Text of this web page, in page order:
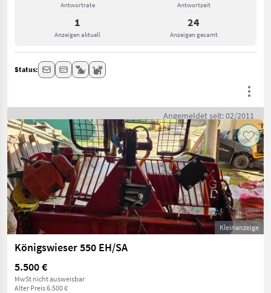
Antwortrate Antwortzeit
1
Anzeigen aktuell
24
Anzeigen gesamt
Status:
Angemeldet seit: 02/2011
Kleinanzeige
Königswieser 550 EH/SA
5.500 €
MwSt nicht ausweisbar
Alter Preis 6.500 €